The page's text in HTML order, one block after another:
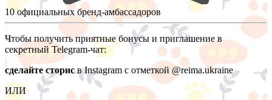
10 официальных бренд-амбассадоров
Чтобы получить приятные бонусы и приглашение в
секретный Telegram-чат:
сделайте сторисв Instagram с отметкой @reima.ukraine
ИЛИ